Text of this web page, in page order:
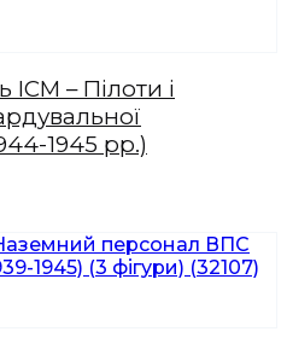
– Пілоти і
1945 рр.)